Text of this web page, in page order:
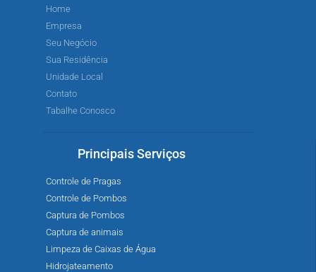
Home
Empresa
Seu Negócio
Sua Residência
Unidade Local
Contato
Tabalhe Conosco
Principais Serviços
Controle de Pragas
Controle de Pombos
Captura de Pombos
Captura de animais
Limpeza de Caixas de Água
Hidrojateamento